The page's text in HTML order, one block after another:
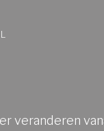
veranderen